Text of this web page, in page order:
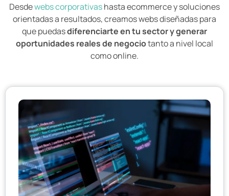
Desdewebs corporativashasta ecommerce y soluciones
orientadas a resultados, creamos webs diseñadas para
que puedasdiferenciarte en tu sector y generar
oportunidades reales de negociotanto a nivel local
como online.